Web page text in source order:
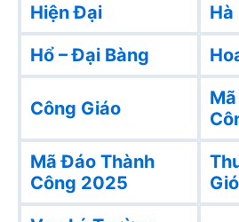
Hiện Đại
Hà
Hổ – Đại Bàng
Công Giáo
Mã Đáo Thành
Công 2025
Gió